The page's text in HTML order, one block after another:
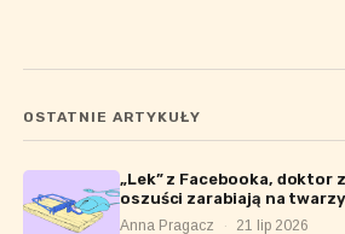
OSTATNIE ARTYKUŁY
„Lek” z Facebooka, doktor
oszuści zarabiają na
Anna Pragacz · 21 lip 2026